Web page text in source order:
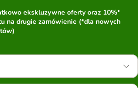
ekskluzywne oferty oraz 10%*
na drugie zamówienie (*dla nowych